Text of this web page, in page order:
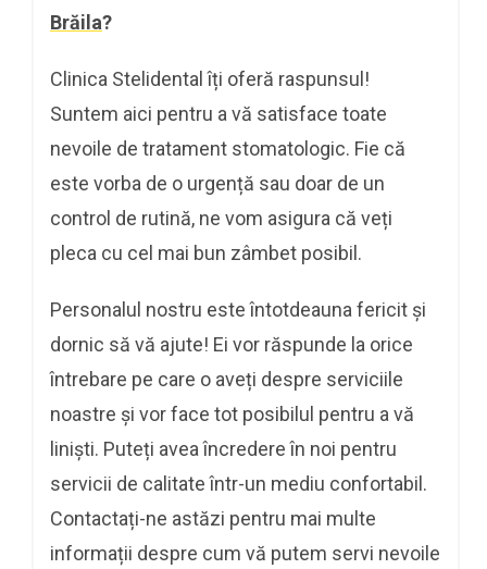
Brăila?
Clinica Stelidental îți oferă raspunsul!
Suntem aici pentru a vă satisface toate
nevoile de tratament stomatologic. Fie că
este vorba de o urgență sau doar de un
control de rutină, ne vom asigura că veți
pleca cu cel mai bun zâmbet posibil.
Personalul nostru este întotdeauna fericit și
dornic să vă ajute! Ei vor răspunde la orice
întrebare pe care o aveți despre serviciile
noastre și vor face tot posibilul pentru a vă
liniști. Puteți avea încredere în noi pentru
servicii de calitate într-un mediu confortabil.
Contactați-ne astăzi pentru mai multe
informații despre cum vă putem servi nevoile